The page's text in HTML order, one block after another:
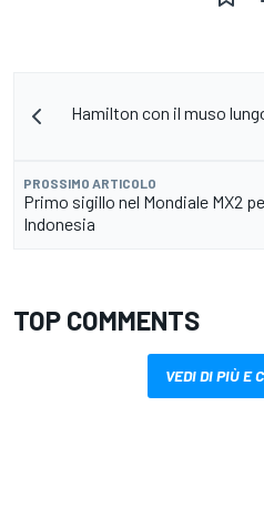
Hamilton con il muso
PROSSIMO ARTICOLO
Primo sigillo nel Mondiale MX2
Indonesia
TOP COMMENTS
VEDI DI PIÙ E